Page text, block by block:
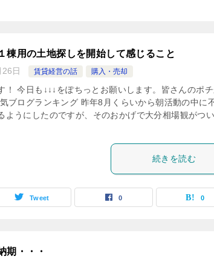
棟用の土地探しを開始して感じること
日 賃貸経営の話 購入・売却
！ 今日も↓↓↓をぽちっとお願いします。皆さんのポ
ブログランキング 昨年8月くらいから朝活動の中に
ようにしたのですが、そのおかげで大分相場観がつ
続きを読む
Tweet 0 0
期・・・